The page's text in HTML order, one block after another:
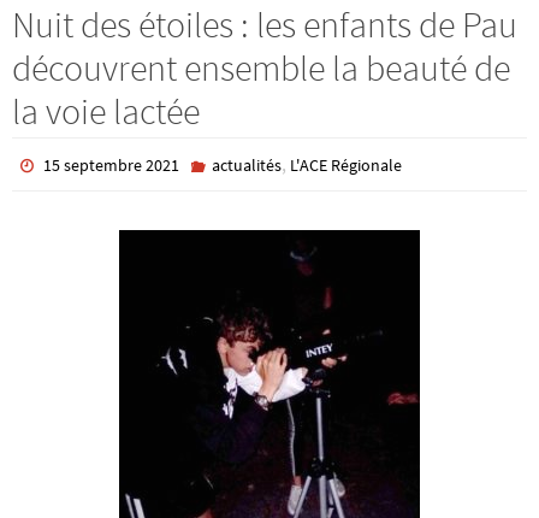
Nuit des étoiles : les enfants de Pau
découvrent ensemble la beauté de
la voie lactée
15 septembre 2021 actualités, L'ACE Régionale